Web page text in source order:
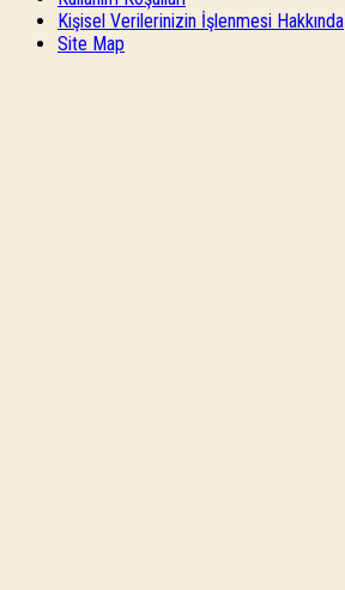
Kişisel Verilerinizin İşlenmesi Hakkında
Site Map